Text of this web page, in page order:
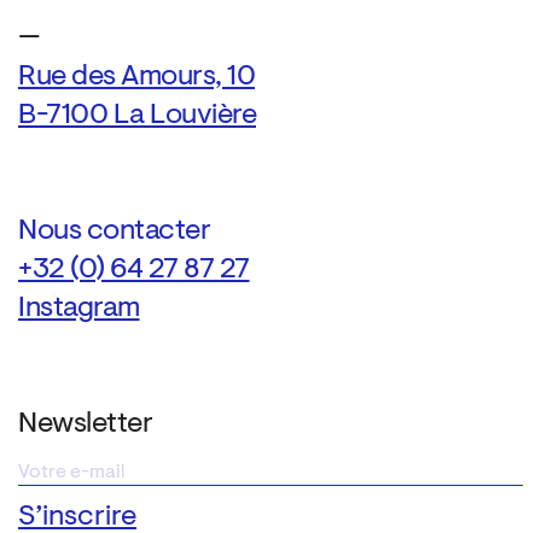
—
Rue des Amours, 10
B-7100 La Louvière
Nous contacter
+32 (0) 64 27 87 27
Instagram
Newsletter